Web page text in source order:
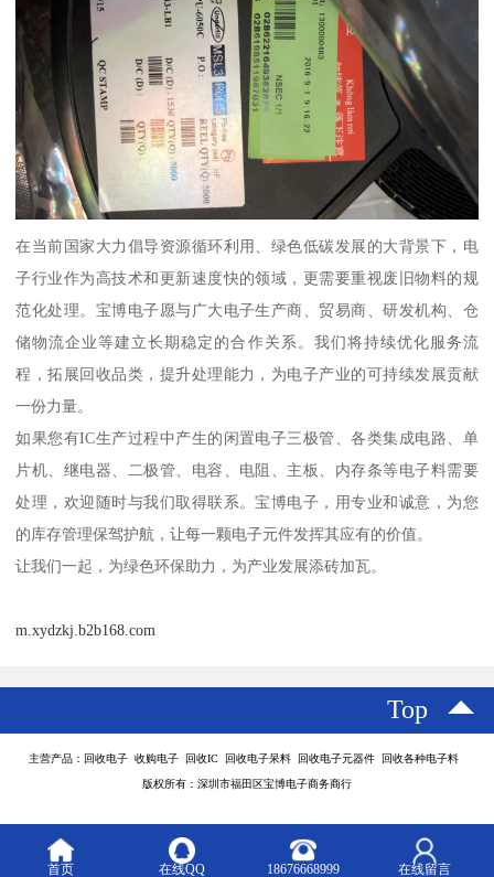
在当前国家大力倡导资源循环利用、绿色低碳发展的大背景下，电
子行业作为高技术和更新速度快的领域，更需要重视废旧物料的规
范化处理。宝博电子愿与广大电子生产商、贸易商、研发机构、仓
储物流企业等建立长期稳定的合作关系。我们将持续优化服务流
程，拓展回收品类，提升处理能力，为电子产业的可持续发展贡献
一份力量。
如果您有IC生产过程中产生的闲置电子三极管、各类集成电路、单
片机、继电器、二极管、电容、电阻、主板、内存条等电子料需要
处理，欢迎随时与我们取得联系。宝博电子，用专业和诚意，为您
的库存管理保驾护航，让每一颗电子元件发挥其应有的价值。
让我们一起，为绿色环保助力，为产业发展添砖加瓦。
m.xydzkj.b2b168.com
Top
主营产品：回收电子 收购电子 回收IC 回收电子呆料 回收电子元器件 回收各种电子料
版权所有：深圳市福田区宝博电子商务商行
首页 在线QQ 18676668999 在线留言